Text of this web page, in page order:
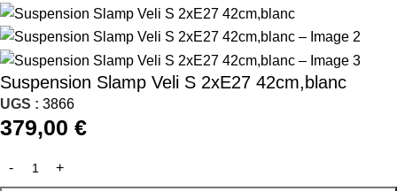
Suspension Slamp Veli S 2xE27 42cm,blanc
UGS : 3866
379,00 €